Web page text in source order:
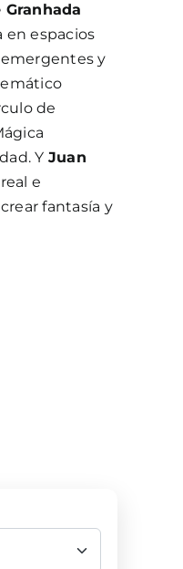
en espacios
y
de
Y Juan
e
fantasía y